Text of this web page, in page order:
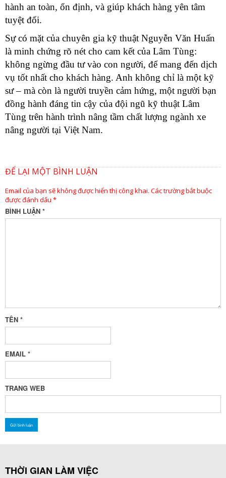
hành an toàn, ổn định, và giúp khách hàng yên tâm
tuyệt đối.
Sự có mặt của chuyên gia kỹ thuật Nguyễn Văn Huấn
là minh chứng rõ nét cho cam kết của Lâm Tùng:
không ngừng đầu tư vào con người, để mang đến dịch
vụ tốt nhất cho khách hàng. Anh không chỉ là một kỹ
sư – mà còn là người truyền cảm hứng, một người bạn
đồng hành đáng tin cậy của đội ngũ kỹ thuật Lâm
Tùng trên hành trình nâng tầm chất lượng ngành xe
nâng người tại Việt Nam.
ĐỂ LẠI MỘT BÌNH LUẬN
Email của bạn sẽ không được hiển thị công khai. Các trường bắt buộc
được đánh dấu *
BÌNH LUẬN *
TÊN *
EMAIL *
TRANG WEB
THỜI GIAN LÀM VIỆC